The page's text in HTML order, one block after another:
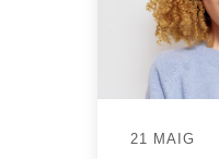
21 MAIG